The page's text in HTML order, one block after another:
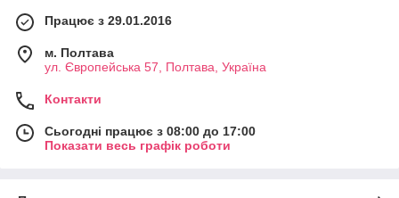
Працює з 29.01.2016
м. Полтава
ул. Європейська 57, Полтава, Україна
Контакти
Сьогодні працює з 08:00 до 17:00
Показати весь графік роботи